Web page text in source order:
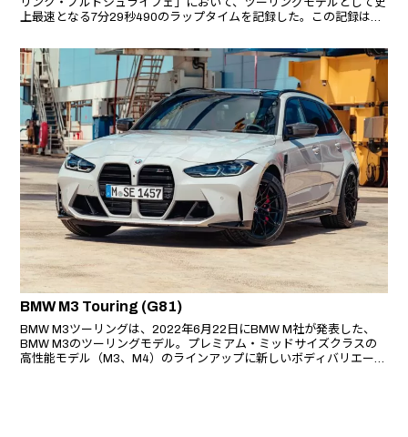
リンク・ノルドシュライフェ」において、ツーリングモデルとして史
上最速となる7分29秒490のラップタイムを記録した。この記録は、
幅に更新したものである。
BMW M3 Touring (G81)
BMW M3ツーリングは、2022年6月22日にBMW M社が発表した、
BMW M3のツーリングモデル。プレミアム・ミッドサイズクラスの
高性能モデル（M3、M4）のラインアップに新しいボディバリエーシ